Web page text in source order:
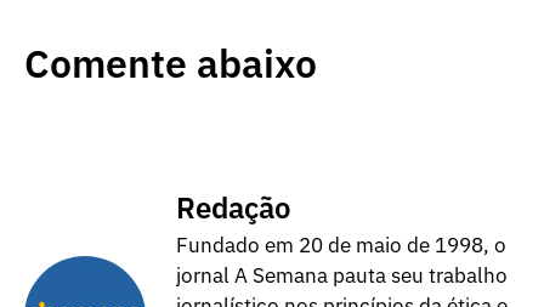
Comente abaixo
Redação
Fundado em 20 de maio de 1998, o
jornal A Semana pauta seu trabalho